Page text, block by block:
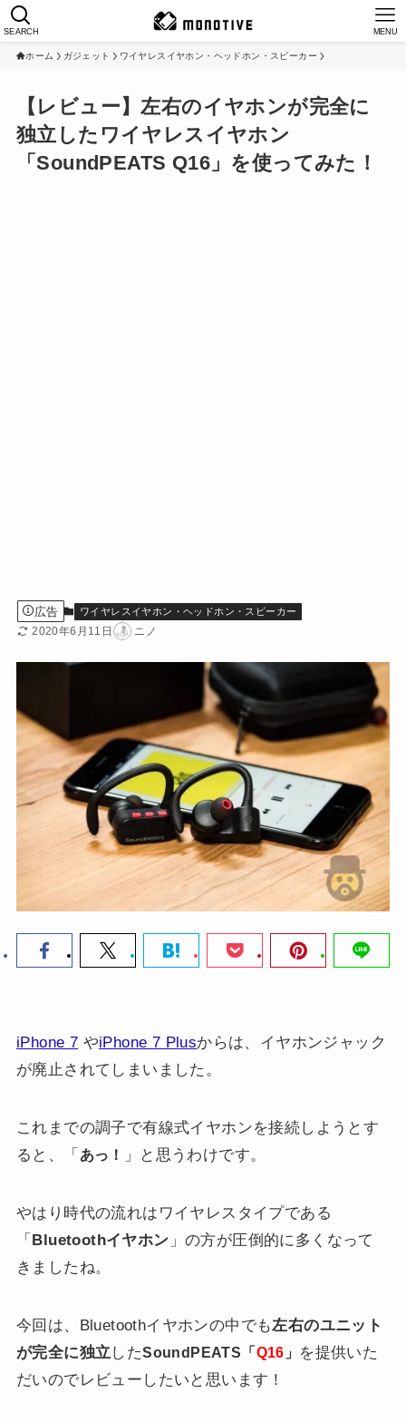
SEARCH MENU
ホーム ガジェット ワイヤレスイヤホン・ヘッドホン・スピーカー
【レビュー】左右のイヤホンが完全に
独立したワイヤレスイヤホン
「SoundPEATS Q16」を使ってみた！
広告 ワイヤレスイヤホン・ヘッドホン・スピーカー
2020年6月11日 ニノ
iPhone 7 やiPhone 7 Plusからは、イヤホンジャック
が廃止されてしまいました。
これまでの調子で有線式イヤホンを接続しようとす
ると、「 あっ！ 」と思うわけです。
やはり時代の流れはワイヤレスタイプである
「 Bluetoothイヤホン 」の方が圧倒的に多くなって
きましたね。
今回は、Bluetoothイヤホンの中でも左右のユニット
が完全に独立したSoundPEATS「 Q16 」
を提供いた
だいのでレビューしたいと思います！